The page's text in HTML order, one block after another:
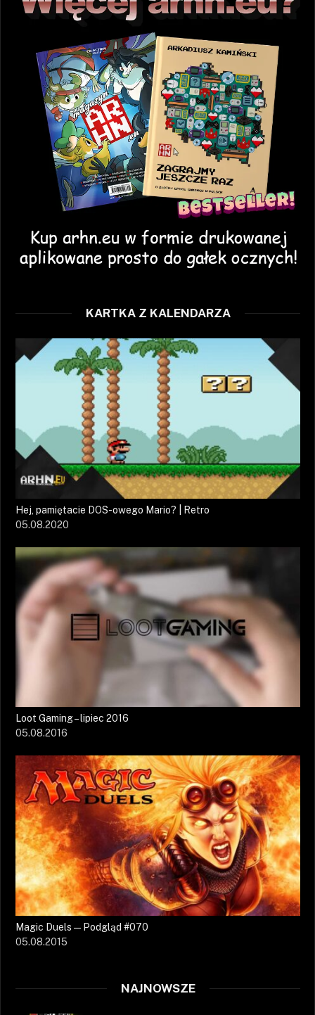
KARTKA Z KALENDARZA
Hej, pamiętacie DOS-owego Mario? | Retro
05.08.2020
Loot Gaming – lipiec 2016
05.08.2016
Magic Duels — Podgląd #070
05.08.2015
NAJNOWSZE